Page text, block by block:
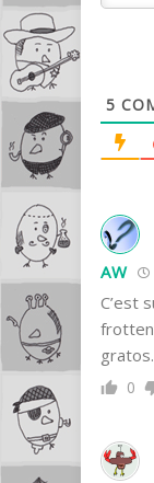
5
AW
C’est
gratos.
0